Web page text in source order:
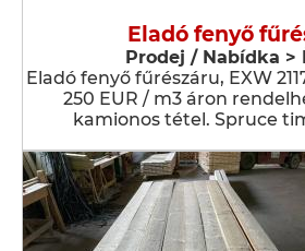
Eladó fenyő
Prodej / Nabídka >
Eladó fenyő fűrészáru, EXW
250 EUR / m3 áron
kamionos tétel. Spruce